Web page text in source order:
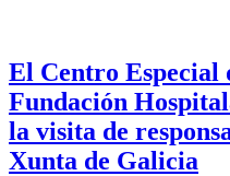
El Centro Especial
Fundación
la visita de
Xunta de Galicia